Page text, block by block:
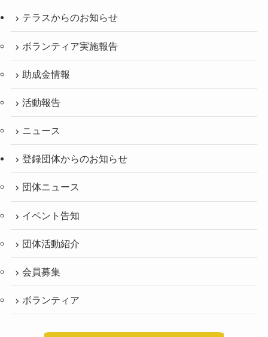
テラスからのお知らせ
ボランティア実施報告
助成金情報
活動報告
ニュース
登録団体からのお知らせ
団体ニュース
イベント告知
団体活動紹介
会員募集
ボランティア